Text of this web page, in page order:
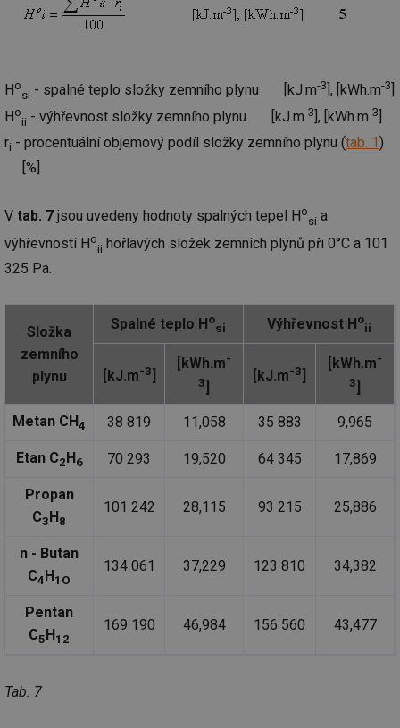
H o
si - spalné teplo složky zemního plynu [kJ.m-3 ], [kWh.m-3
H o
ii - výhřevnost složky zemního plynu [kJ.m-3 ], [kWh.m-3
ri - procentuální objemový podíl složky zemního plynu (tab. 1)
[%]
V tab. 7 jsou uvedeny hodnoty spalných tepel H o
si a
výhřevností Ho
ii hořlavých složek zemních plynů při 0°C a 101
325 Pa.
Složka
zemního
plynu
Spalné teplo Ho
si Výhřevnost Ho
ii
[kJ.m-3]
[kWh.m-
3]
[kJ.m-3]
[kWh.m-
3]
Metan CH 4 38 819 11,058 35 883 9,965
Etan C2 H6 70 293 19,520 64 345 17,869
Propan
C3 H 8
101 242 28,115 93 215 25,886
n - Butan
C4 H 1O
134 061 37,229 123 810 34,382
Pentan
C5 H 12
169 190 46,984 156 560 43,477
Tab. 7